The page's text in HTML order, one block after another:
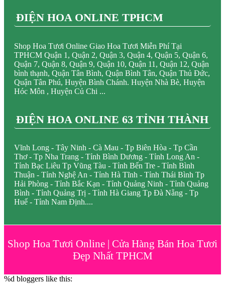
ĐIỆN HOA ONLINE TPHCM
Shop Hoa Tươi Online Giao Hoa Tươi Miễn Phí Tại
TPHCM Quận 1, Quận 2, Quận 3, Quận 4, Quận 5, Quận 6,
Quận 7, Quận 8, Quận 9, Quận 10, Quận 11, Quận 12, Quận
bình thạnh, Quận Tân Bình, Quận Bình Tân, Quận Thủ Đức,
Quận Tân Phú, Huyện Bình Chánh. Huyện Nhà Bè, Huyện
Hóc Môn , Huyện Củ Chi ...
ĐIỆN HOA ONLINE 63 TỈNH THÀNH
Vĩnh Long - Tây Ninh - Cà Mau - Tp Biên Hòa - Tp Cần
Thơ - Tp Nha Trang - Tỉnh Bình Dương - Tỉnh Long An -
Tỉnh Bạc Liêu Tp Vũng Tàu - Tỉnh Bến Tre - Tỉnh Bình
Thuận - Tỉnh Nghệ An - Tỉnh Hà Tĩnh - Tỉnh Thái Bình Tp
Hải Phòng - Tỉnh Bắc Kạn - Tỉnh Quảng Ninh - Tỉnh Quảng
Bình - Tỉnh Quảng Trị - Tỉnh Hà Giang Tp Đà Nẵng - Tp
Huế - Tỉnh Nam Định....
Shop Hoa Tươi Online | Cửa Hàng Bán Hoa Tươi
Đẹp Nhất TPHCM
%d bloggers like this: